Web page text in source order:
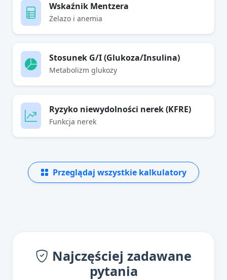
Wskaźnik Mentzera
Żelazo i anemia
Stosunek G/I (Glukoza/Insulina)
Metabolizm glukozy
Ryzyko niewydolności nerek (KFRE)
Funkcja nerek
Przeglądaj wszystkie kalkulatory
Najczęściej zadawane
pytania